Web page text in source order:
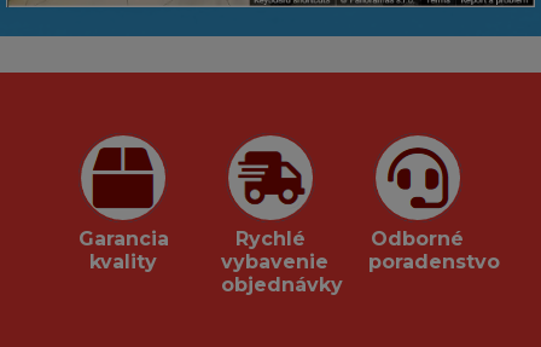
Garancia
kvality
Rychlé
vybavenie
objednávky
Odborné
poradenstvo